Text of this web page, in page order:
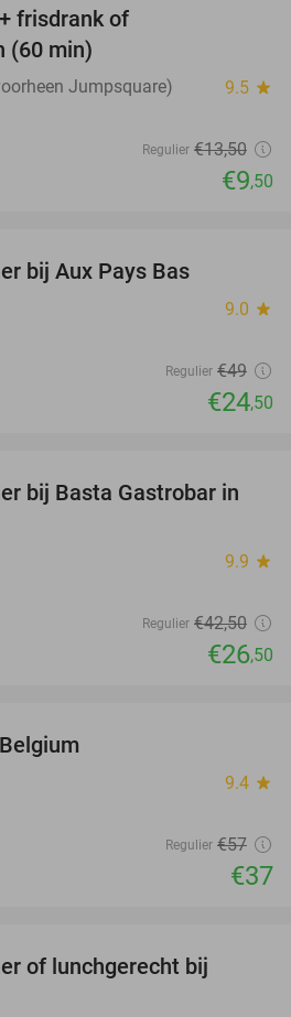
frisdrank of
(60 min)
Jumpsquare) 9.5 star
Regulier €13,50
€9,50
bij Aux Pays Bas
9.0 star
Regulier €49
€24,50
38%
bij Basta Gastrobar in
9.9 star
Regulier €42,50
€26,50
9.4 star
Regulier €57
€37
of lunchgerecht bij